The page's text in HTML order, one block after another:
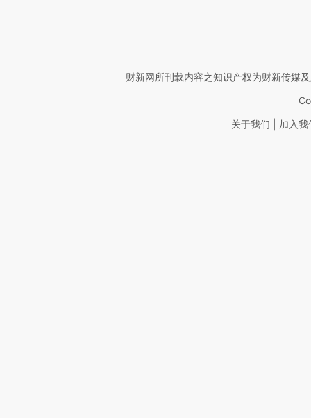
财新网所刊载内容之知识产权为财新传媒
关于我们 加入我